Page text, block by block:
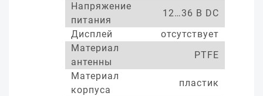
Напряжение
питания
12…36 В DC
Дисплей
отсутствует
Материал
антенны
PTFE
Материал
корпуса
пластик